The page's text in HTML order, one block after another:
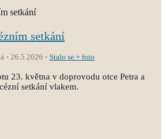
setkání
26.5.2026 Stalo se + foto
23. května v doprovodu otce Petra a
setkání vlakem.